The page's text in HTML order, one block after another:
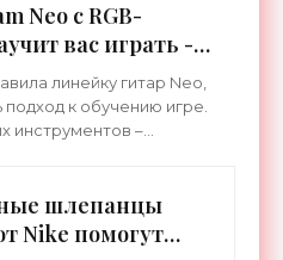
Neo с RGB-
вас играть -
линейку гитар Neo,
к обучению игре.
инструментов –
шлепанцы
Nike помогут